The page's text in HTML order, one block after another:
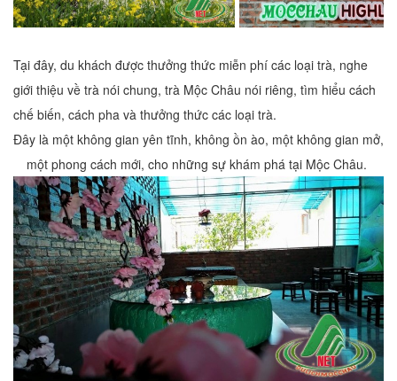
Tại đây, du khách được thưởng thức miễn phí các loại trà, nghe
giới thiệu về trà nói chung, trà Mộc Châu nói riêng, tìm hiểu cách
chế biến, cách pha và thưởng thức các loại trà.
Đây là một không gian yên tĩnh, không ồn ào, một không gian mở,
một phong cách mới, cho những sự khám phá tại Mộc Châu.